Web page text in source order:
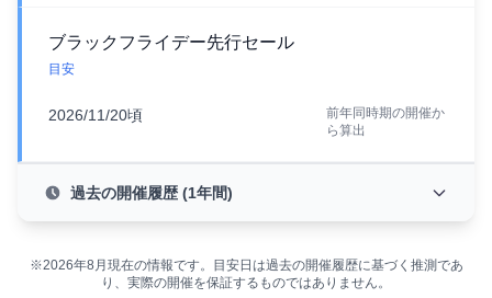
ブラックフライデー先行セール
目安
2026/11/20頃
前年同時期の開催か
ら算出
過去の開催履歴 (1年間)
※2026年8月現在の情報です。目安日は過去の開催履歴に基づく推測であ
り、実際の開催を保証するものではありません。